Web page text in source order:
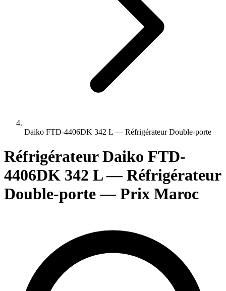
Daiko FTD-4406DK 342 L — Réfrigérateur Double-porte
Réfrigérateur Daiko FTD-
4406DK 342 L — Réfrigérateur
Double-porte — Prix Maroc